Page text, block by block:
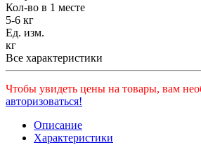
Кол-во в 1 месте
5-6 кг
Ед. изм.
кг
Все характеристики
Чтобы увидеть цены на товары, вам
авторизоваться!
Описание
Характеристики